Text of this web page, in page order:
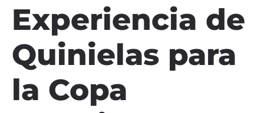
Experiencia de
Quinielas para
la Copa